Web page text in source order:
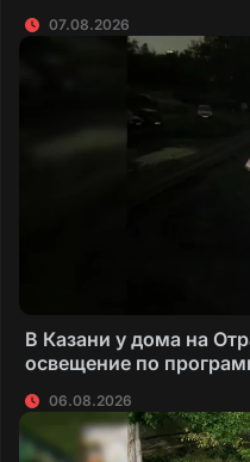
07.08.2026
В Казани у дома на
освещение по
06.08.2026